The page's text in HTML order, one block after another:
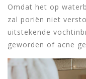
Omdat het op
zal poriën niet
uitstekende
geworden of acne